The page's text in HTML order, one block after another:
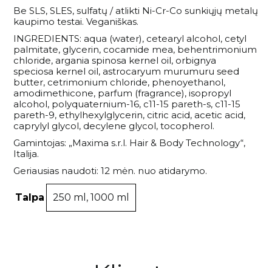
Be SLS, SLES, sulfatų / atlikti Ni-Cr-Co sunkiųjų metalų
kaupimo testai. Veganiškas.
INGREDIENTS: aqua (water), cetearyl alcohol, cetyl
palmitate, glycerin, cocamide mea, behentrimonium
chloride, argania spinosa kernel oil, orbignya
speciosa kernel oil, astrocaryum murumuru seed
butter, cetrimonium chloride, phenoyethanol,
amodimethicone, parfum (fragrance), isopropyl
alcohol, polyquaternium-16, c11-15 pareth-s, c11-15
pareth-9, ethylhexylglycerin, citric acid, acetic acid,
caprylyl glycol, decylene glycol, tocopherol.
Gamintojas: „Maxima s.r.l. Hair & Body Technology“,
Italija.
Geriausias naudoti: 12 mėn. nuo atidarymo.
Talpa 250 ml, 1000 ml